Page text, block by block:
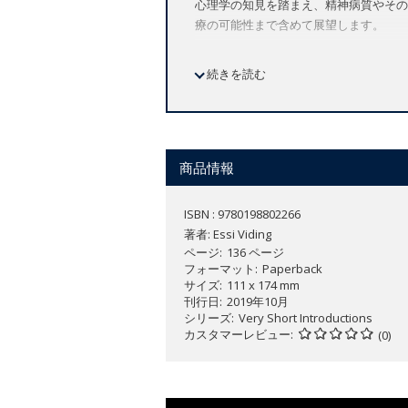
心理学の知見を踏まえ、精神病質やそ
療の可能性まで含めて展望します。
Describes the personality
Explores the genetic and
Psychopathy is a personality
empathy and guilt, manipulation of
can incur immeasurable emotional,
Despite the public fascination with
abound. For example, people
psychopaths. Yet, research shows
Very Short
続きを読む
商品情報
ISBN : 9780198802266
著者: Essi Viding
ページ 136 ページ
フォーマット
Paperback
サイズ 111 x 174 mm
刊行日 2019年10月
シリーズ Very Short Introductions
カスタマーレビュー
(0)